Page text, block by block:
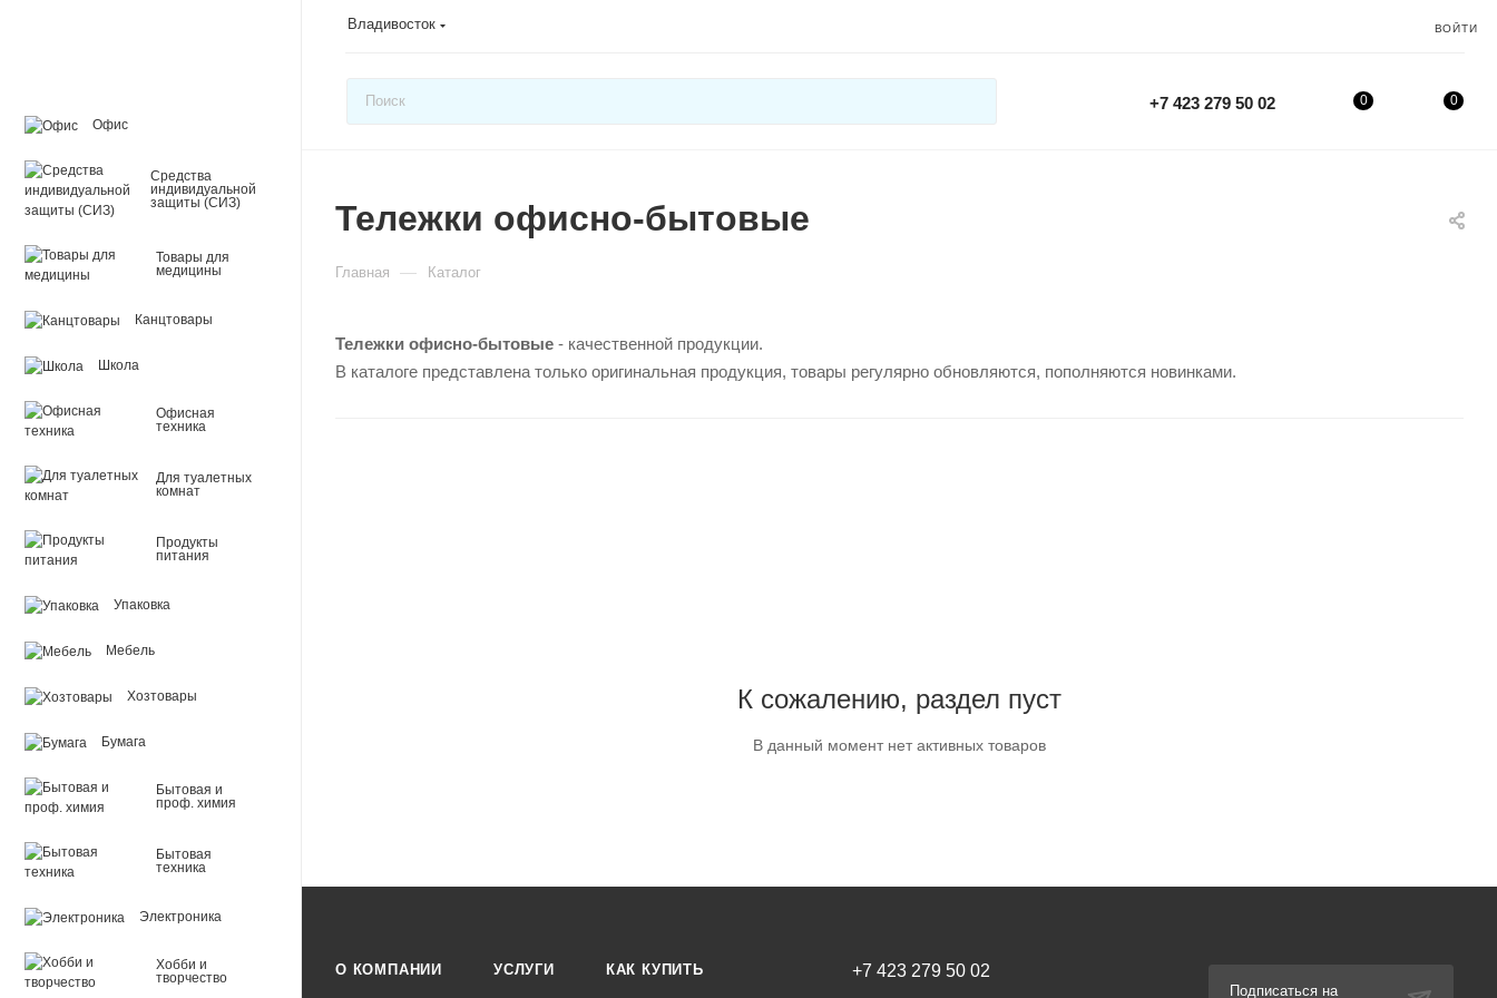
Владивосток ВОЙТИ
+7 423 279 50 02 0
0
Офис
Средства
индивидуальной
защиты (СИЗ)
Товары для
медицины
Канцтовары
Школа
Офисная
техника
Для туалетных
комнат
Продукты
питания
Упаковка
Мебель
Хозтовары
Бумага
Бытовая и
проф. химия
Бытовая
техника
Электроника
Хобби и
творчество
Тележки офисно-бытовые
Главная — Каталог
Тележки офисно-бытовые - качественной продукции.
В каталоге представлена только оригинальная продукция, товары регулярно обновляются, пополняются новинками.
К сожалению, раздел пуст
В данный момент нет активных товаров
О КОМПАНИИ УСЛУГИ КАК КУПИТЬ +7 423 279 50 02
Подписаться на